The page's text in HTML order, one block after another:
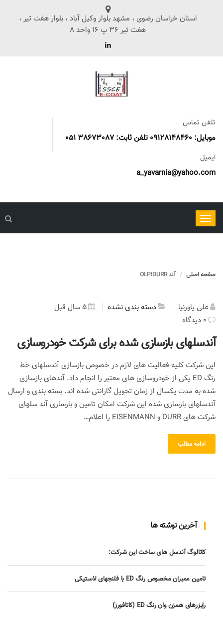
استان خراسان رضوی ، مشهد بلوار وکیل آباد ، بلوار هفت تیر ،
هفت تیر 36 پ 16 واحد 8
تلفن تماس
موبایل: 09128148460 تلفن ثابت: 38673087 051
ایمیل
a_yavarnia@yahoo.com
ناوبری
را
صفحه اصلی آند OLPIDURR
علی یاورنیا دسته بندی نشده
5 سال قبل
0 دیدگاه
آندسلهای بازسازی شده برای شرکت خودروسازی
این شرکت کلیه فعالیت های لازم در خصوص بازسازی آندسلهای خط
رنگ ED یکی از خودروسازی های معتبر را انجام داد. آندهای بازسازی
شده به مدت یکسال از زمان تحویل گارانتی شده اند. بسته بندی و ارسال
آندسلهای بازسازی شده این شرکت امکان تامین و بازسازی آند سلهای
شرکت های DURR و EISENMANN را اعلام…
ادامه مطلب
آخرین نوشته ها
کاتالوگ آندسل های ساخت این شرکت:
تامین ممبران مخصوص رنگ ED با فلنجهای لاستیکی
رایزرهای همزن وان رنگ ED (کاتافورز)